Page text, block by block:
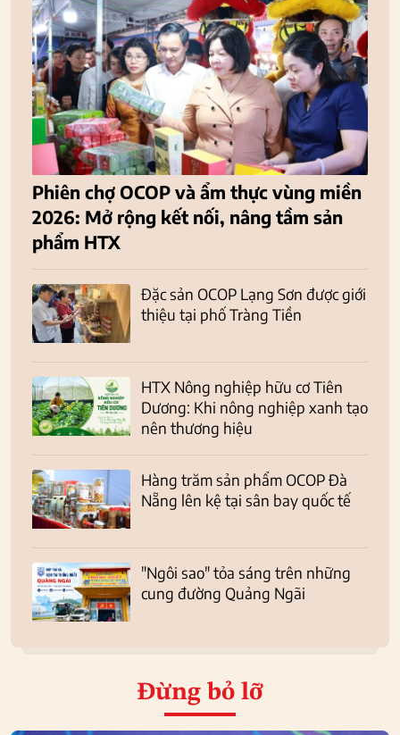
Phiên chợ OCOP và ẩm thực vùng miền
2026: Mở rộng kết nối, nâng tầm sản
phẩm HTX
Đặc sản OCOP Lạng Sơn được giới
thiệu tại phố Tràng Tiền
HTX Nông nghiệp hữu cơ Tiên
Dương: Khi nông nghiệp xanh tạo
nên thương hiệu
Hàng trăm sản phẩm OCOP Đà
Nẵng lên kệ tại sân bay quốc tế
"Ngôi sao" tỏa sáng trên những
cung đường Quảng Ngãi
Đừng bỏ lỡ